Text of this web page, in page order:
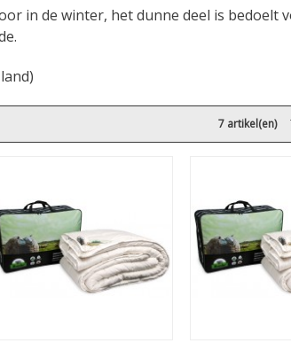
in de winter, het dunne deel is bedoelt
7 artikel(en)